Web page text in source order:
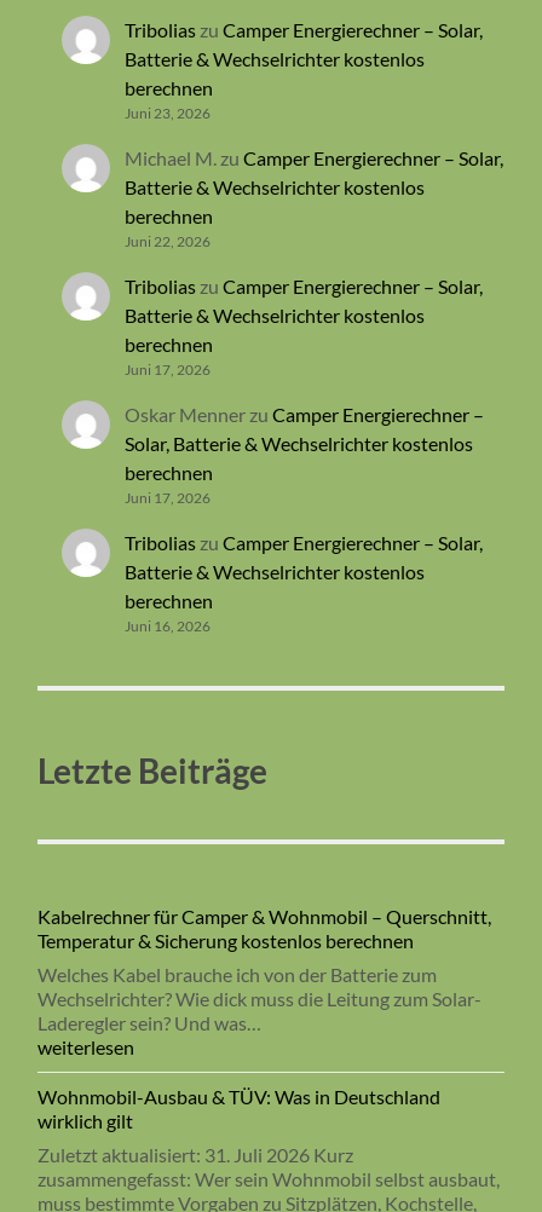
Tribolias zuCamper Energierechner – Solar,
Batterie & Wechselrichter kostenlos
berechnen
Juni 23, 2026
Michael M. zuCamper Energierechner – Solar,
Batterie & Wechselrichter kostenlos
berechnen
Juni 22, 2026
Tribolias zuCamper Energierechner – Solar,
Batterie & Wechselrichter kostenlos
berechnen
Juni 17, 2026
Oskar Menner zuCamper Energierechner –
Solar, Batterie & Wechselrichter kostenlos
berechnen
Juni 17, 2026
Tribolias zuCamper Energierechner – Solar,
Batterie & Wechselrichter kostenlos
berechnen
Juni 16, 2026
Letzte Beiträge
Kabelrechner für Camper & Wohnmobil – Querschnitt,
Temperatur & Sicherung kostenlos berechnen
Welches Kabel brauche ich von der Batterie zum
Wechselrichter? Wie dick muss die Leitung zum Solar-
Laderegler sein? Und was…
Kabelrechner
für
Camper
&
–
Querschnitt,
weiterlesen
Wohnmobil-Ausbau & TÜV: Was in Deutschland
wirklich gilt
Zuletzt aktualisiert: 31. Juli 2026 Kurz
zusammengefasst: Wer sein Wohnmobil selbst ausbaut,
muss bestimmte Vorgaben zu Sitzplätzen, Kochstelle,